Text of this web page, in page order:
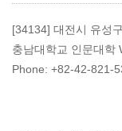
[34134] 대전시 유성
충남대학교 인문대학
Phone: +82-42-821-